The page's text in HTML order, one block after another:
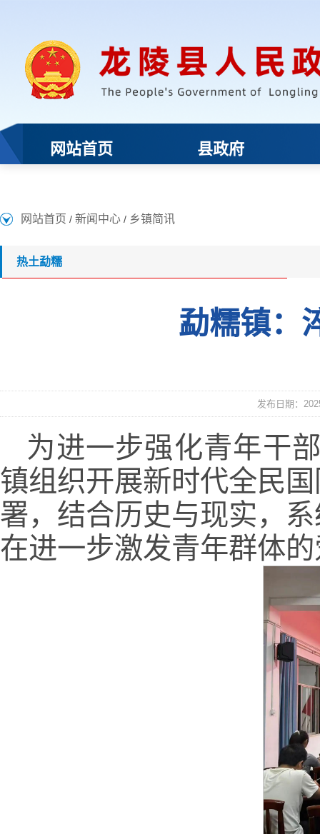
网站首页 / 新闻中心 / 乡镇简讯
热土勐糯
勐糯镇：
发布日期：
为进一步强化青年干
镇组织开展新时代全民
署，结合历史与现实，
在进一步激发青年群体